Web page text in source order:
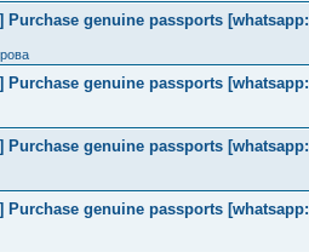
Purchase genuine passports [whatsapp:
Purchase genuine passports [whatsapp:
Purchase genuine passports [whatsapp:
Purchase genuine passports [whatsapp: